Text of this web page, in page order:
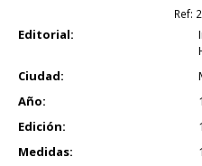
Ref:
Editorial:
Ciudad:
Año:
Edición:
Medidas: